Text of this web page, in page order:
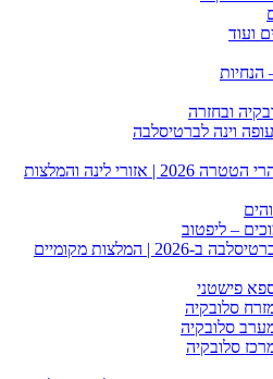
ועוד
הנחיות
ובחזרה
וינה לברטיסלבה
מלונות מומלצים בהרי הטטרה 2026 | אזורי לינה והמלצות
– ליפטוב
| המלצות מקומיים
פישטני
סלובקיה
סלובקיה
סלובקיה